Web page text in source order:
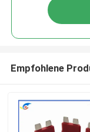
Empfohlene